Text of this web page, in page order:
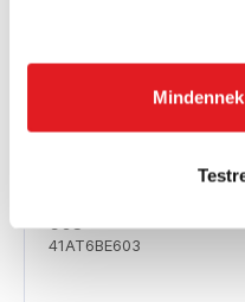
CUB CADET LH5 B60 -
41AT6BE603